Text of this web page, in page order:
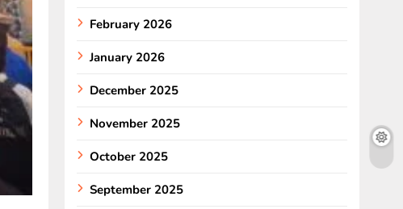
February 2026
January 2026
December 2025
November 2025
October 2025
September 2025